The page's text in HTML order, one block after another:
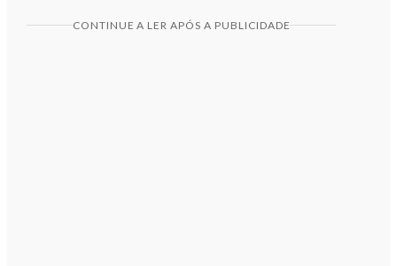
CONTINUE A LER APÓS A PUBLICIDADE